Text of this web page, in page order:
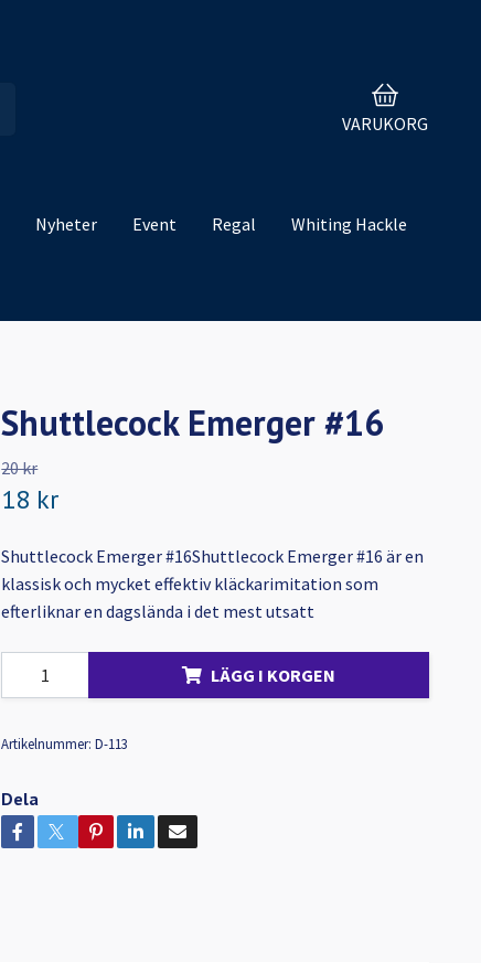
VARUKORG
Nyheter Event Regal
Whiting Hackle
Shuttlecock Emerger #16
20 kr
18 kr
Shuttlecock Emerger #16Shuttlecock Emerger #16 är en
klassisk och mycket effektiv kläckarimitation som
efterliknar en dagslända i det mest utsatt
LÄGG I KORGEN
Artikelnummer: D-113
Dela